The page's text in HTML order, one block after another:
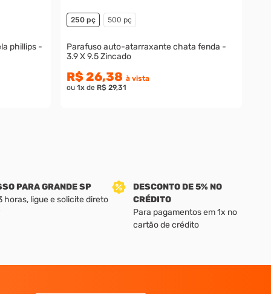
phillips -
250 pç 500 pç
Parafuso auto-atarraxante chata fenda -
3.9 X 9.5 Zincado
R$ 26,38 à vista
ou 1xde R$ 29,31
PARA GRANDE SP
horas, ligue e solicite direto
DESCONTO DE 5% NO
CRÉDITO
Para pagamentos em 1x no
cartão de crédito